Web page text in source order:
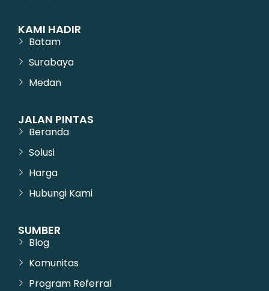
KAMI HADIR
Batam
Surabaya
Medan
JALAN PINTAS
Beranda
Solusi
Harga
Hubungi Kami
SUMBER
Blog
Komunitas
Program Referral